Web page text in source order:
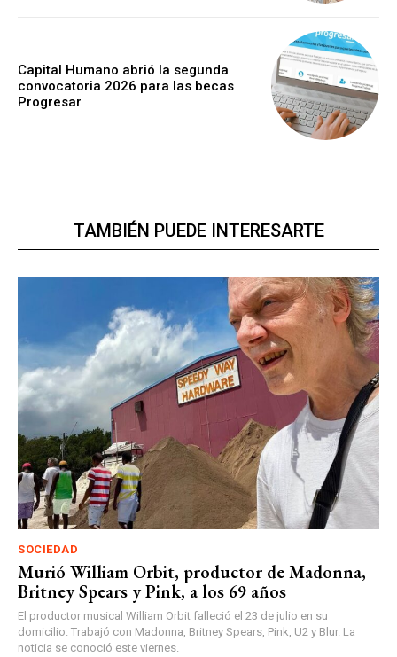
Capital Humano abrió la segunda
convocatoria 2026 para las becas
Progresar
TAMBIÉN PUEDE INTERESARTE
SOCIEDAD
Murió William Orbit, productor de Madonna,
Britney Spears y Pink, a los 69 años
El productor musical William Orbit falleció el 23 de julio en su
domicilio. Trabajó con Madonna, Britney Spears, Pink, U2 y Blur. La
noticia se conoció este viernes.